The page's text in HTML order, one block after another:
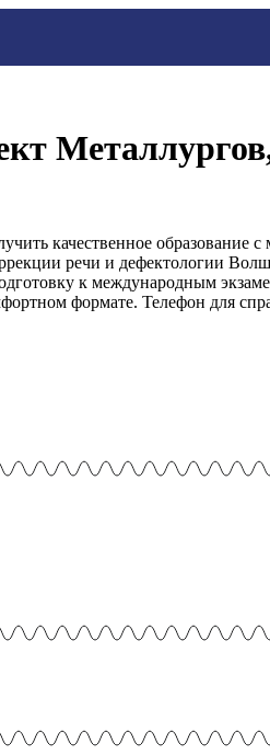
качественное
речи и дефектологии
к международным
формате. Телефон для